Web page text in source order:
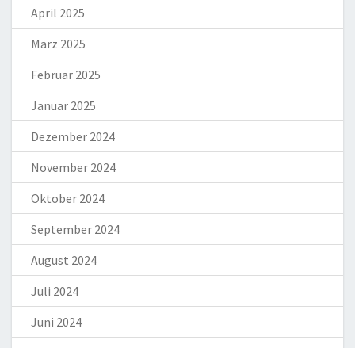
April 2025
März 2025
Februar 2025
Januar 2025
Dezember 2024
November 2024
Oktober 2024
September 2024
August 2024
Juli 2024
Juni 2024